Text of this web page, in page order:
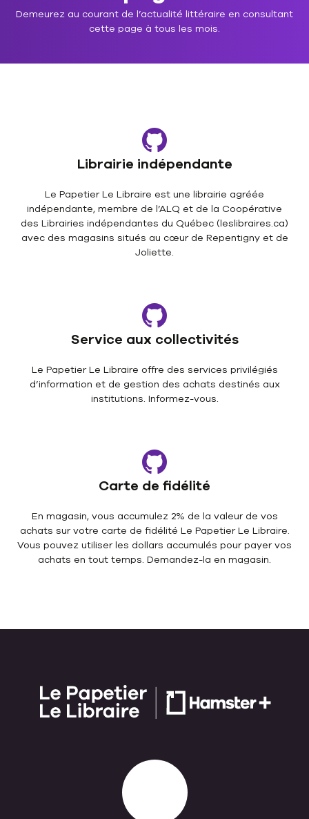
Demeurez au courant de l’actualité littéraire en consultant
cette page à tous les mois.
Librairie indépendante
Le Papetier Le Libraire est une librairie agréée
indépendante, membre de l’ALQ et de la Coopérative
des Librairies indépendantes du Québec (leslibraires.ca)
avec des magasins situés au cœur de Repentigny et de
Joliette.
Service aux collectivités
Le Papetier Le Libraire offre des services privilégiés
d’information et de gestion des achats destinés aux
institutions. Informez-vous.
Carte de fidélité
En magasin, vous accumulez 2% de la valeur de vos
achats sur votre carte de fidélité Le Papetier Le Libraire.
Vous pouvez utiliser les dollars accumulés pour payer vos
achats en tout temps. Demandez-la en magasin.